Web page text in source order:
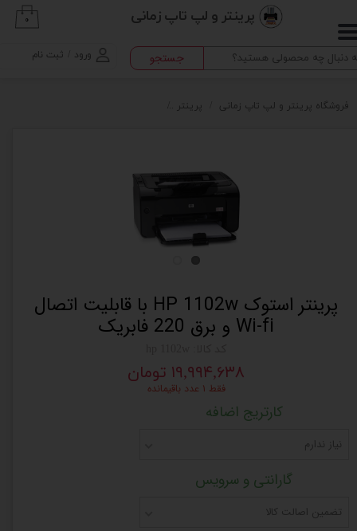
پرینتر و لپ تاپ زمانی
ورود ثبت نام
حساب کاربری من
تغییر گذر واژه
سفارشات
۰
جستجو
فروشگاه پرینتر و لپ تاپ زمانی پرینتر
پرینتر استوک HP 1102w با قابلیت اتصال
Wi-fi و برق 220 فابریک
۱۹,۹۹۴,۶۳۸ تومان
فقط ۱ عدد باقیمانده
کارتریج اضافه
نیاز ندارم
گارانتی و سرویس
تضمین اصالت کالا